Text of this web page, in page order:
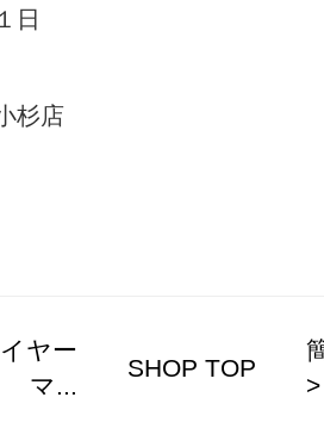
日
杉店
ヤー
マ...
SHOP TOP
>